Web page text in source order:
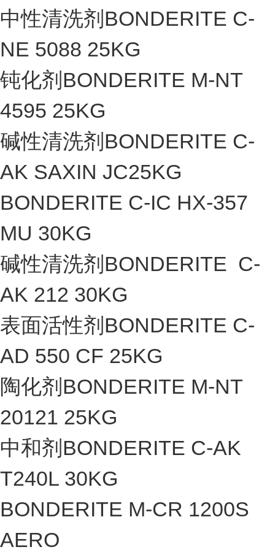
中性清洗剂BONDERITE C-
NE 5088 25KG
钝化剂BONDERITE M-NT
4595 25KG
碱性清洗剂BONDERITE C-
AK SAXIN JC25KG
BONDERITE C-IC HX-357
MU 30KG
碱性清洗剂BONDERITE C-
AK 212 30KG
表面活性剂BONDERITE C-
AD 550 CF 25KG
陶化剂BONDERITE M-NT
20121 25KG
中和剂BONDERITE C-AK
T240L 30KG
BONDERITE M-CR 1200S
AERO